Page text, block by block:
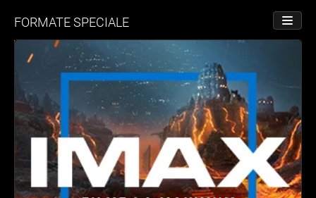
FORMATE SPECIALE